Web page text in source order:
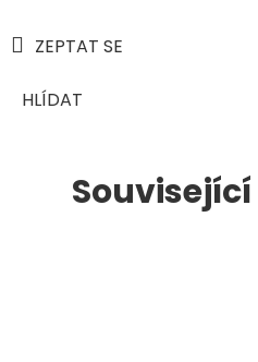
ZEPTAT SE
HLÍDAT